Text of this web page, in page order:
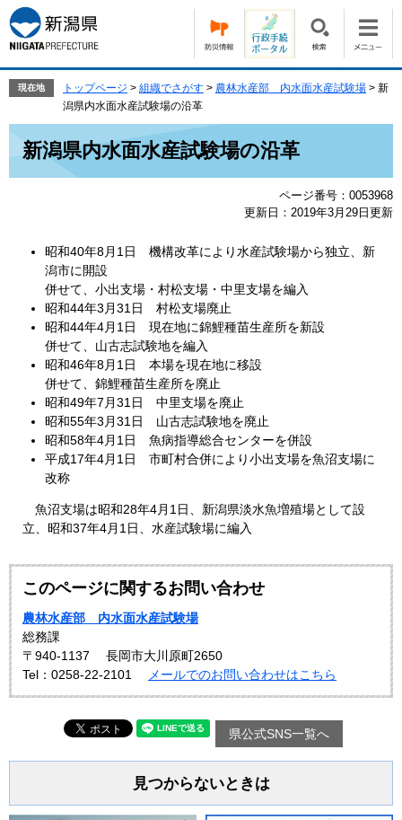
ー
ジ
の
で
す。
ニ
ュ
ー
ば
本
現在地 トップページ > 組織でさがす > 農林水産部 内水面水産試験場 > 新
潟県内水面水産試験場の沿革
新潟県内水面水産試験場の沿革
ページ番号：0053968
更新日：2019年3月29日更新
昭和40年8月1日 機構改革により水産試験場から独立、新
潟市に開設
併せて、小出支場・村松支場・中里支場を編入
昭和44年3月31日 村松支場廃止
昭和44年4月1日 現在地に錦鯉種苗生産所を新設
併せて、山古志試験地を編入
昭和46年8月1日 本場を現在地に移設
併せて、錦鯉種苗生産所を廃止
昭和49年7月31日 中里支場を廃止
昭和55年3月31日 山古志試験地を廃止
昭和58年4月1日 魚病指導総合センターを併設
平成17年4月1日 市町村合併により小出支場を魚沼支場に
改称
魚沼支場は昭和28年4月1日、新潟県淡水魚増殖場として設
立、昭和37年4月1日、水産試験場に編入
このページに関するお問い合わせ
農林水産部 内水面水産試験場
総務課
〒940-1137
長岡市大川原町2650
Tel：0258-22-2101
メールでのお問い合わせはこちら
県公式SNS一覧へ
見つからないときは